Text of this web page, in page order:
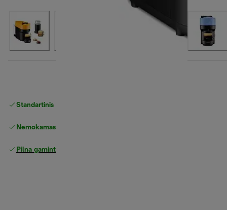
Standartinis nemokamas
Nemokamas grąžinimas
Pilna gamintojo garantija